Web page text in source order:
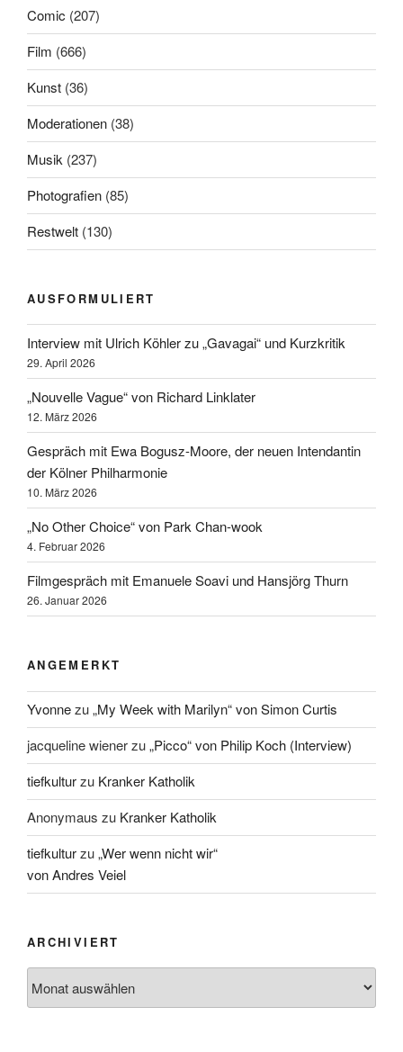
Comic (207)
Film (666)
Kunst (36)
Moderationen (38)
Musik (237)
Photografien (85)
Restwelt (130)
AUSFORMULIERT
Interview mit Ulrich Köhler zu „Gavagai“ und Kurzkritik
29. April 2026
„Nouvelle Vague“ von Richard Linklater
12. März 2026
Gespräch mit Ewa Bogusz-Moore, der neuen Intendantin
der Kölner Philharmonie
10. März 2026
„No Other Choice“ von Park Chan-wook
4. Februar 2026
Filmgespräch mit Emanuele Soavi und Hansjörg Thurn
26. Januar 2026
ANGEMERKT
Yvonnezu„My Week with Marilyn“ von Simon Curtis
jacqueline wienerzu„Picco“ von Philip Koch (Interview)
tiefkulturzu Kranker Katholik
Anonymaus zu Kranker Katholik
tiefkulturzu„Wer wenn nicht wir“
von Andres Veiel
ARCHIVIERT